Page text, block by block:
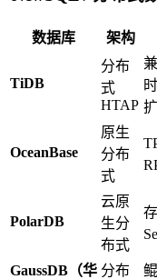
数据库 架构
TiDB
分布
式
HTAP
OceanBase
原生
分布
式
PolarDB
云原
生分
布式
GaussDB（华 分布